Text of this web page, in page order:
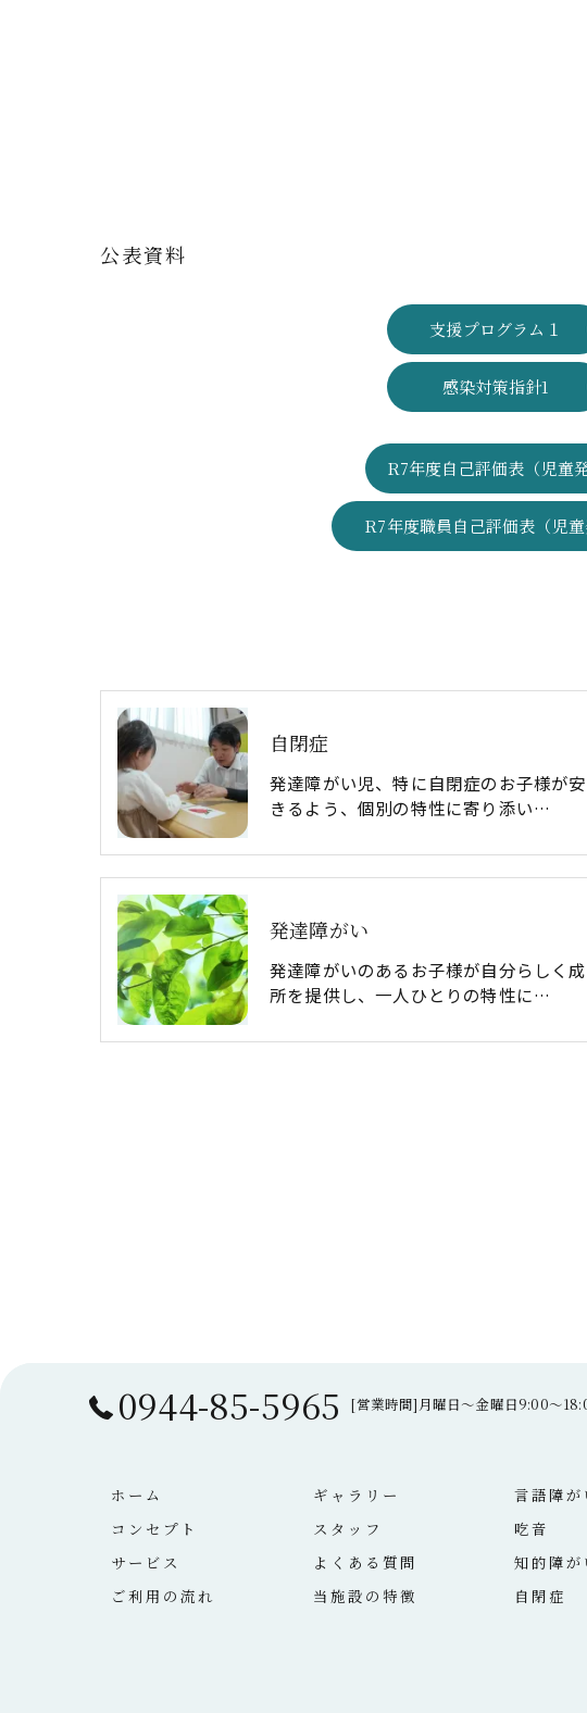
公表資料
支援プログラム１
感染対策指針1
R7年度自己評価表（児童
R7年度職員自己評価表（児童
自閉症
発達障がい児、特に自閉症のお子様が
きるよう、個別の特性に寄り添い…
発達障がい
発達障がいのあるお子様が自分らしく
所を提供し、一人ひとりの特性に…
0944-85-5965 [営業時間]月曜日～金曜日9:00～
ホーム
コンセプト
サービス
ご利用の流れ
ギャラリー
スタッフ
よくある質問
当施設の特徴
言語障が
吃音
知的障が
自閉症